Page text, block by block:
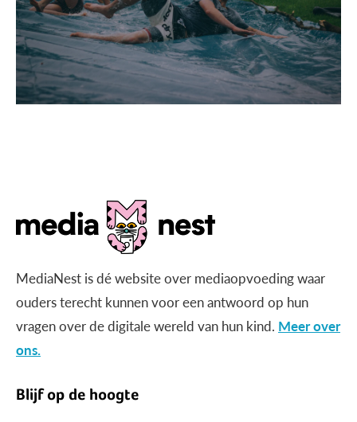
MediaNest is dé website over mediaopvoeding waar
ouders terecht kunnen voor een antwoord op hun
vragen over de digitale wereld van hun kind. Meer over
ons.
Blijf op de hoogte